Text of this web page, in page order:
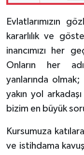
Evlatlarımızın
kararlılık ve
inancımızı her
Onların her
yanlarında
yakın yol
bizim en büyük
Kursumuza
ve istihdama